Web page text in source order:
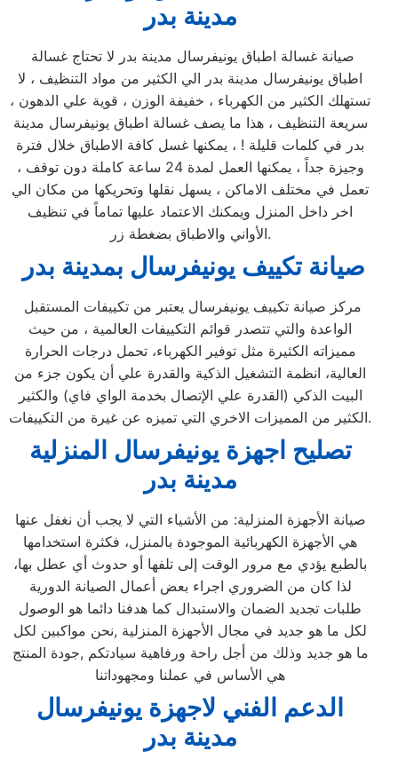
مدينة بدر
اطباق يونيفرسال مدينة بدر الي الكثير من مواد التنظيف ، لا
تستهلك الكثير من الكهرباء ، خفيفة الوزن ، قوية علي الدهون ،
سريعة التنظيف ، هذا ما يصف غسالة اطباق يونيفرسال مدينة
بدر في كلمات قليلة ! ، يمكنها غسل كافة الاطباق خلال فترة
وجيزة جداً ، يمكنها العمل لمدة 24 ساعة كاملة دون توقف ،
تعمل في مختلف الاماكن ، يسهل نقلها وتحريكها من مكان الي
اخر داخل المنزل ويمكنك الاعتماد عليها تماماً في تنظيف
الأواني والاطباق بضغطة زر.
صيانة تكييف يونيفرسال بمدينة بدر
الواعدة والتي تتصدر قوائم التكييفات العالمية ، من حيث
مميزاته الكثيرة مثل توفير الكهرباء، تحمل درجات الحرارة
العالية، انظمة التشغيل الذكية والقدرة علي أن يكون جزء من
البيت الذكي (القدرة علي الإتصال بخدمة الواي فاي) والكثير
الكثير من المميزات الاخري التي تميزه عن غيرة من التكييفات.
تصليح اجهزة يونيفرسال المنزلية
مدينة بدر
صيانة الأجهزة المنزلية: من الأشياء التي لا يجب أن نغفل عنها
هي الأجهزة الكهربائية الموجودة بالمنزل، فكثرة استخدامها
بالطبع يؤدي مع مرور الوقت إلى تلفها أو حدوث أي عطل بها،
لذا كان من الضروري اجراء بعض أعمال الصيانة الدورية
طلبات تجديد الضمان والاستبدال كما هدفنا دائما هو الوصول
لكل ما هو جديد في مجال الأجهزة المنزلية ,نحن مواكبين لكل
ما هو جديد وذلك من أجل راحة ورفاهية سيادتكم ,جودة المنتج
هي الأساس في عملنا ومجهوداتنا
الدعم الفني لاجهزة يونيفرسال
مدينة بدر